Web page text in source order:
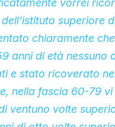
dell’istituto superiore
chiaramente
anni di età nessuno
e stato ricoverato
nella fascia 60-79 vi
ventuno volte